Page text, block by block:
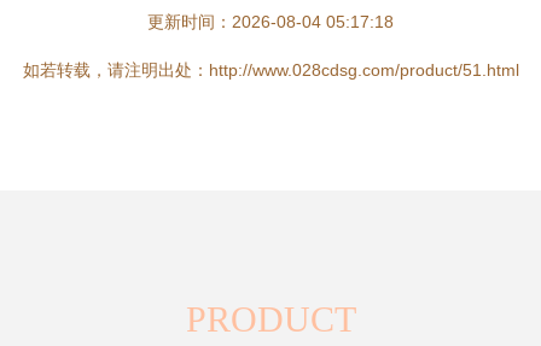
更新时间：2026-08-04 05:17:18
如若转载，请注明出处：http://www.028cdsg.com/product/51.html
PRODUCT